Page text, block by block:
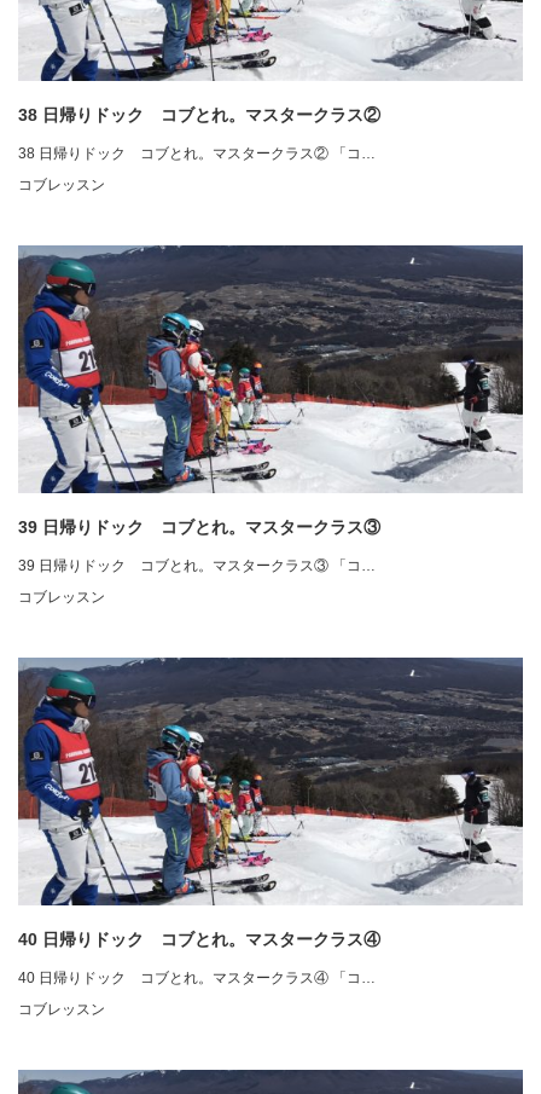
38 日帰りドック コブとれ。マスタークラス②
38 日帰りドック コブとれ。マスタークラス② 「コ…
コブレッスン
39 日帰りドック コブとれ。マスタークラス③
39 日帰りドック コブとれ。マスタークラス③ 「コ…
コブレッスン
40 日帰りドック コブとれ。マスタークラス④
40 日帰りドック コブとれ。マスタークラス④ 「コ…
コブレッスン